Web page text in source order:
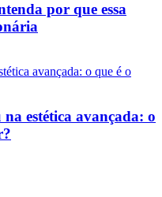
por que essa
estética avançada: o